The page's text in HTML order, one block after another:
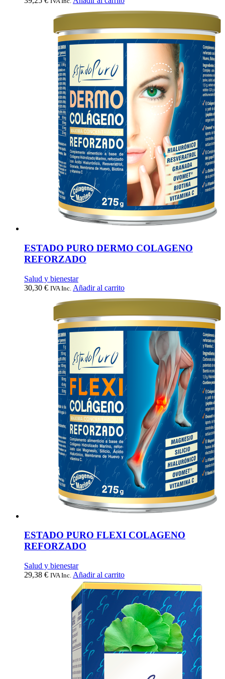
ESTADO PURO DERMO COLAGENO
REFORZADO
Salud y bienestar
30,30 € IVA Inc. Añadir al carrito
ESTADO PURO FLEXI COLAGENO
REFORZADO
Salud y bienestar
29,38 € IVA Inc. Añadir al carrito